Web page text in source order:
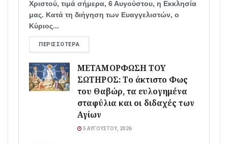
Χριστού, τιμά σήμερα, 6 Αυγούστου, η Εκκλησία
μας. Κατά τη διήγηση των Ευαγγελιστών, ο
Κύριος...
ΠΕΡΙΣΣΌΤΕΡΑ
ΜΕΤΑΜΟΡΦΩΣΗ ΤΟΥ
ΣΩΤΗΡΟΣ: Το άκτιστο Φως
του Θαβώρ, τα ευλογημένα
σταφύλια και οι διδαχές των
Αγίων
5 ΑΥΓΟΎΣΤΟΥ, 2026